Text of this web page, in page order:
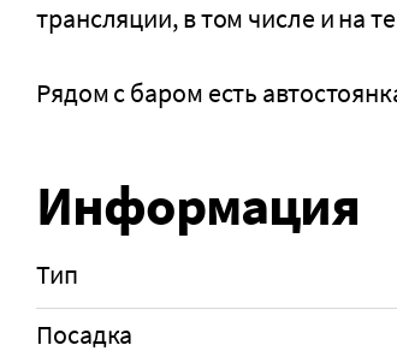
трансляции, в том числе и на
Рядом с баром есть
Информация
Тип
Посадка